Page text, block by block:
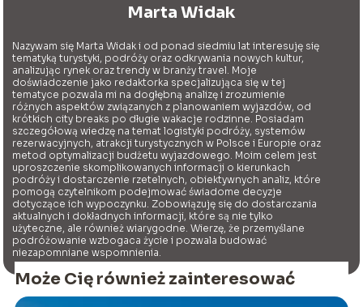
Marta Widak
Nazywam się Marta Widak i od ponad siedmiu lat interesuję się
tematyką turystyki, podróży oraz odkrywania nowych kultur,
analizując rynek oraz trendy w branży travel. Moje
doświadczenie jako redaktorka specjalizująca się w tej
tematyce pozwala mi na dogłębną analizę i zrozumienie
różnych aspektów związanych z planowaniem wyjazdów, od
krótkich city breaks po długie wakacje rodzinne. Posiadam
szczegółową wiedzę na temat logistyki podróży, systemów
rezerwacyjnych, atrakcji turystycznych w Polsce i Europie oraz
metod optymalizacji budżetu wyjazdowego. Moim celem jest
uproszczenie skomplikowanych informacji o kierunkach
podróży i dostarczenie rzetelnych, obiektywnych analiz, które
pomogą czytelnikom podejmować świadome decyzje
dotyczące ich wypoczynku. Zobowiązuję się do dostarczania
aktualnych i dokładnych informacji, które są nie tylko
użyteczne, ale również wiarygodne. Wierzę, że przemyślane
podróżowanie wzbogaca życie i pozwala budować
niezapomniane wspomnienia.
Może Cię również zainteresować